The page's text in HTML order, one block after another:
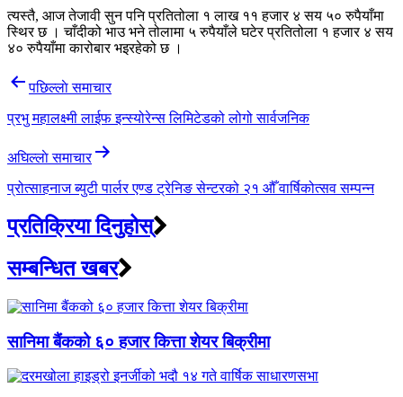
त्यस्तै, आज तेजावी सुन पनि प्रतितोला १ लाख ११ हजार ४ सय ५० रुपैयाँमा
स्थिर छ । चाँदीको भाउ भने तोलामा ५ रुपैयाँले घटेर प्रतितोला १ हजार ४ सय
४० रुपैयाँमा कारोबार भइरहेको छ ।
Post
navigation
पछिल्लाे समाचार
प्रभु महालक्ष्मी लाईफ इन्स्योरेन्स लिमिटेडको लोगो सार्वजनिक
अघिल्लाे समाचार
प्रोत्साहनाज ब्युटी पार्लर एण्ड ट्रेनिङ सेन्टरको २१ औँ वार्षिकोत्सव सम्पन्न
प्रतिक्रिया दिनुहोस्
सम्बन्धित खबर
सानिमा बैंकको ६० हजार कित्ता शेयर बिक्रीमा